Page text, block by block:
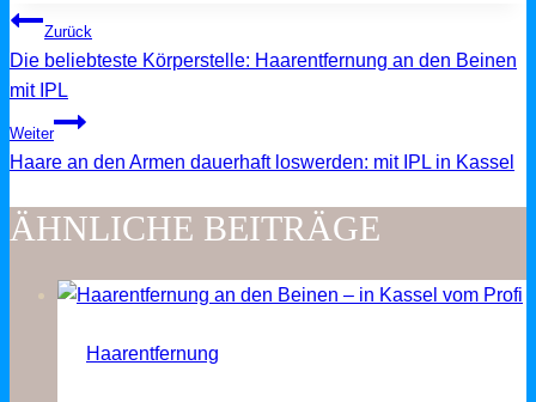
BEITRAGSNAVIGATION
Zurück
Die beliebteste Körperstelle: Haarentfernung an den Beinen
mit IPL
Weiter
Haare an den Armen dauerhaft loswerden: mit IPL in Kassel
ÄHNLICHE BEITRÄGE
Haarentfernung